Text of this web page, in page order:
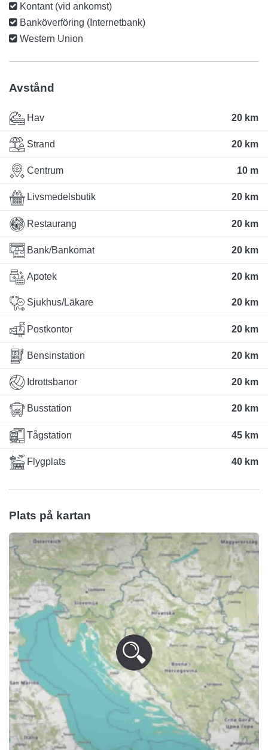
Kontant (vid ankomst)
Banköverföring (Internetbank)
Western Union
Avstånd
Hav 20 km
Strand 20 km
Centrum 10 m
Livsmedelsbutik 20 km
Restaurang 20 km
Bank/Bankomat 20 km
Apotek 20 km
Sjukhus/Läkare 20 km
Postkontor 20 km
Bensinstation 20 km
Idrottsbanor 20 km
Busstation 20 km
Tågstation 45 km
Flygplats 40 km
Plats på kartan